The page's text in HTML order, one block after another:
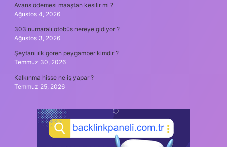
Avans ödemesi maaştan kesilir mi ?
Ağustos 4, 2026
303 numaralı otobüs nereye gidiyor ?
Ağustos 3, 2026
Şeytanı ılk goren peygamber kimdir ?
Temmuz 30, 2026
Kalkınma hisse ne iş yapar ?
Temmuz 25, 2026